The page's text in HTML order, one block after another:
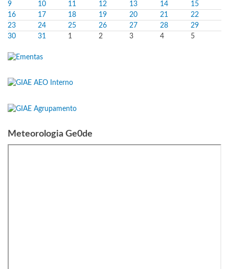
9
10 11 12 13 14
15
16
17 18 19 20 21
22
23
24 25 26 27 28
29
30
31 1 2 3 4 5
Meteorologia Ge0de